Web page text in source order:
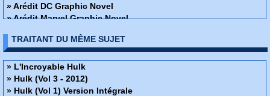
» Arédit DC Graphic Novel
» Arédit Marvel Graphic Novel
» Artima Color Marvel Géant
» Atari Force
» Atom - Artima Color DC Géant
» Atom (Pop Magazine)
» Best of Marvel
TRAITANT DU MÊME SUJET
» L'Incroyable Hulk
» Hulk (Vol 3 - 2012)
» Hulk (Vol 1) Version Intégrale